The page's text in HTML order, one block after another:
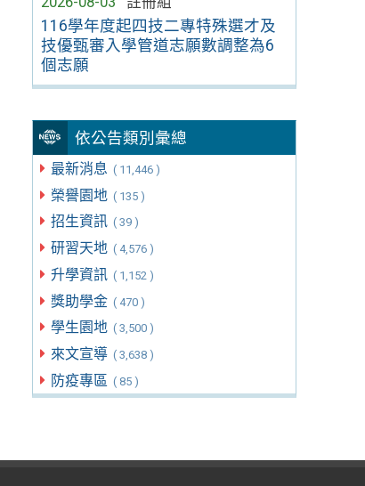
116學年度起四技二專特殊選才及
技優甄審入學管道志願數調整為6
個志願
依公告類別彙總
最新消息 ( 11,446 )
榮譽園地 ( 135 )
招生資訊 ( 39 )
研習天地 ( 4,576 )
升學資訊 ( 1,152 )
獎助學金 ( 470 )
學生園地 ( 3,500 )
來文宣導 ( 3,638 )
防疫專區 ( 85 )